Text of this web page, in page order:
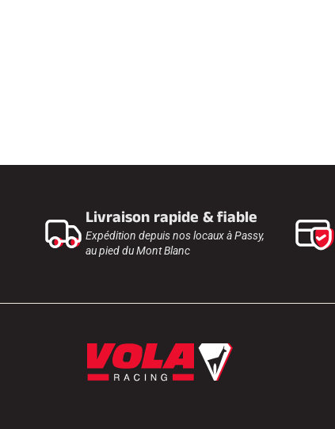
Livraison rapide & fiable
Expédition depuis nos locaux à Passy,
au pied du Mont Blanc